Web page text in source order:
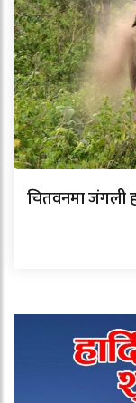
चितवनमा जंगली